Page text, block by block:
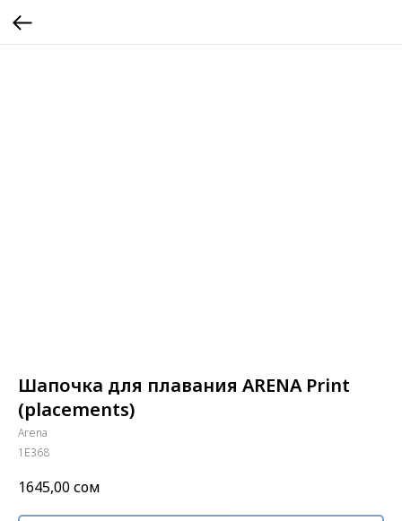
Шапочка для плавания ARENA Print
(placements)
Arena
1E368
1645,00сом